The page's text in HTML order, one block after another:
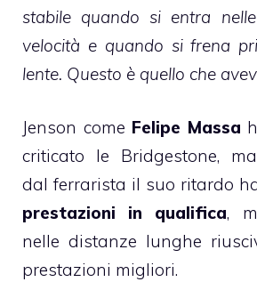
stabile quando si entra
velocità e quando si frena
lente. Questo è quello che
Jenson come Felipe Massa
criticato le Bridgestone,
dal ferrarista il suo ritardo
prestazioni in qualifica,
nelle distanze lunghe
prestazioni migliori.